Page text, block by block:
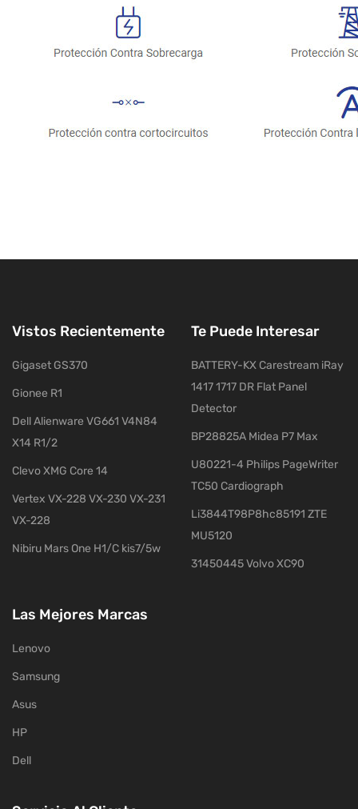
Vistos Recientemente
Gigaset GS370
Gionee R1
Dell Alienware VG661 V4N84
X14 R1/2
Clevo XMG Core 14
Vertex VX-228 VX-230 VX-231
VX-228
Nibiru Mars One H1/C kis7/5w
Te Puede Interesar
BATTERY-KX Carestream iRay
1417 1717 DR Flat Panel
Detector
BP28825A Midea P7 Max
U80221-4 Philips PageWriter
TC50 Cardiograph
Li3844T98P8hc85191 ZTE
MU5120
31450445 Volvo XC90
Las Mejores Marcas
Lenovo
Samsung
Asus
HP
Dell